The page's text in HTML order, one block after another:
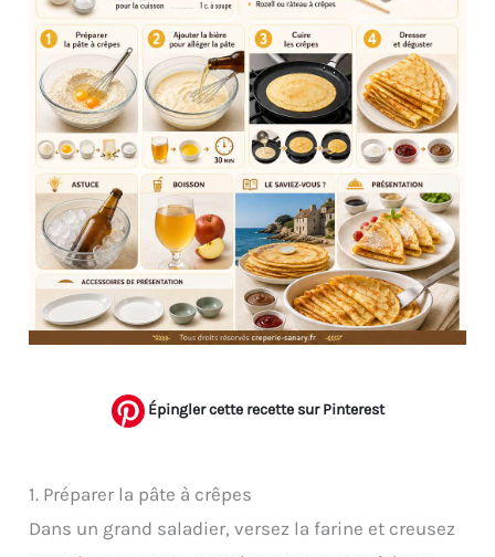
Épingler cette recette sur Pinterest
1. Préparer la pâte à crêpes
Dans un grand saladier, versez la farine et creusez